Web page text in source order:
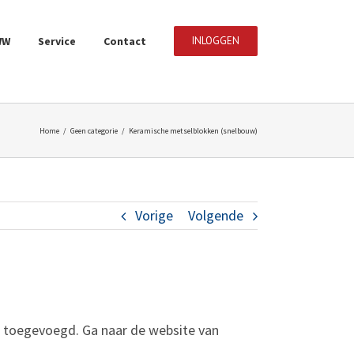
Service Contact INLOGGEN
Home / Geen categorie / Keramische metselblokken (snelbouw)
Vorige Volgende
Ga naar de website van